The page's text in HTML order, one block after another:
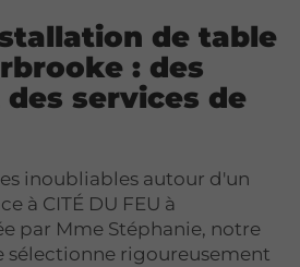
de table
: des
services de
inoubliables autour d'un
à CITÉ DU FEU à
par Mme Stéphanie, notre
sélectionne rigoureusement